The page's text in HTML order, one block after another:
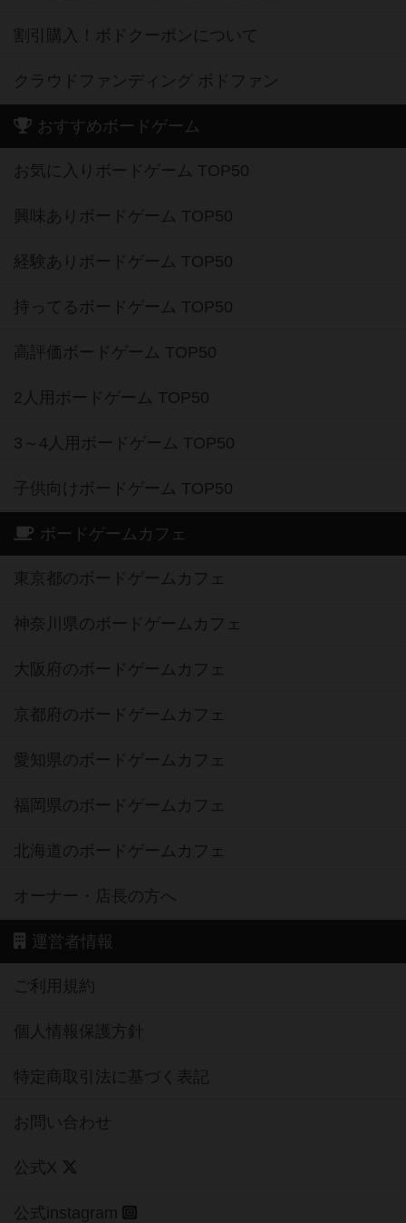
割引購入！ボドクーポンについて
クラウドファンディング ボドファン
おすすめボードゲーム
お気に入りボードゲーム TOP50
興味ありボードゲーム TOP50
経験ありボードゲーム TOP50
持ってるボードゲーム TOP50
高評価ボードゲーム TOP50
2人用ボードゲーム TOP50
3～4人用ボードゲーム TOP50
子供向けボードゲーム TOP50
ボードゲームカフェ
東京都のボードゲームカフェ
神奈川県のボードゲームカフェ
大阪府のボードゲームカフェ
京都府のボードゲームカフェ
愛知県のボードゲームカフェ
福岡県のボードゲームカフェ
北海道のボードゲームカフェ
オーナー・店長の方へ
運営者情報
ご利用規約
個人情報保護方針
特定商取引法に基づく表記
お問い合わせ
公式X
公式instagram